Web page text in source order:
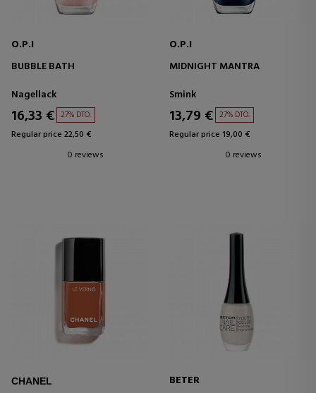
O.P.I
BUBBLE BATH
Nagellack
16,33 € 27% DTO.
Regular price 22,50 €
0 reviews
O.P.I
MIDNIGHT MANTRA
Smink
13,79 € 27% DTO.
Regular price 19,00 €
0 reviews
CHANEL
BETER